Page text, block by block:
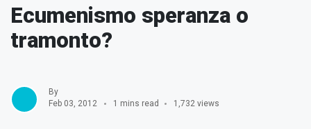
Ecumenismo speranza o
tramonto?
By
Feb 03, 2012
1 mins read 1,732 views